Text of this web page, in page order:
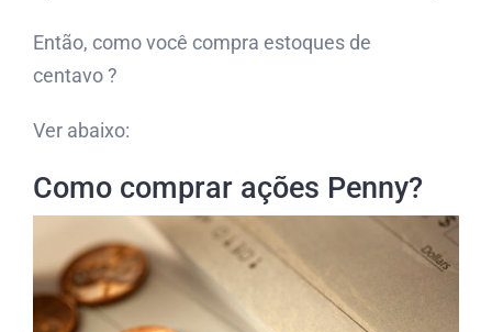
Então, como você compra estoques de
centavo ?
Ver abaixo:
Como comprar ações Penny?